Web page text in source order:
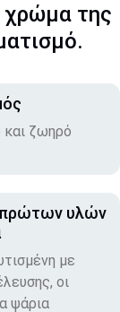
χρώμα της
ζωηρό
υλών
με
οι
ψάρια